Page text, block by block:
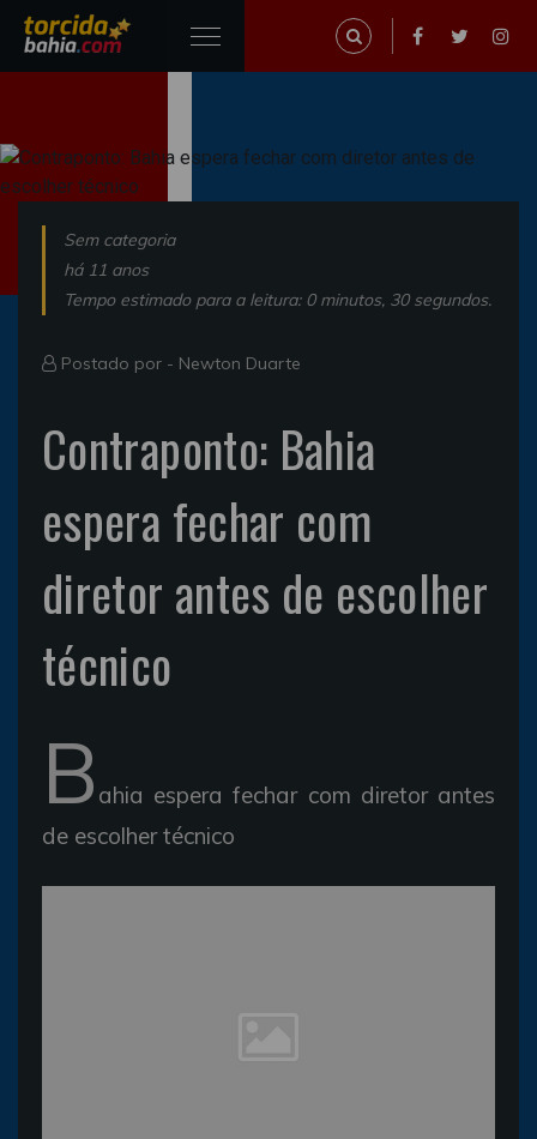
Sem categoria
há 11 anos
Tempo estimado para a leitura: 0 minutos, 30 segundos.
Postado por - Newton Duarte
Contraponto: Bahia
espera fechar com
diretor antes de escolher
técnico
B ahia espera fechar com diretor antes
de escolher técnico